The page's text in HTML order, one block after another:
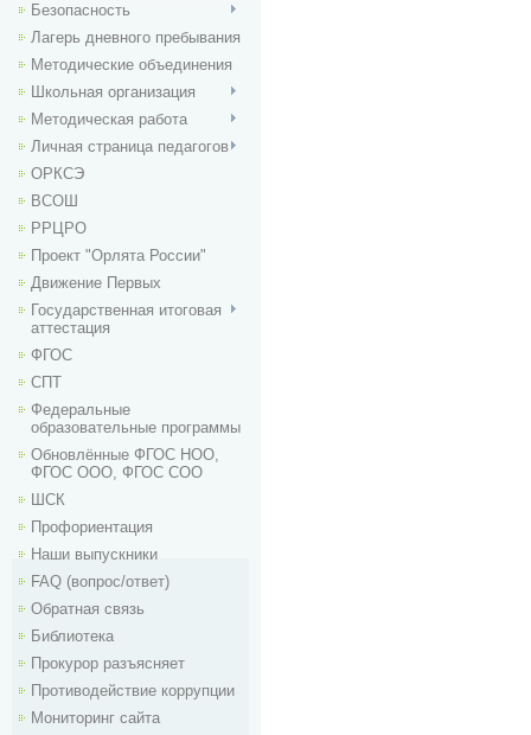
Безопасность
Лагерь дневного пребывания
Методические объединения
Школьная организация
Методическая работа
Личная страница педагогов
ОРКСЭ
ВСОШ
РРЦРО
Проект "Орлята России"
Движение Первых
Государственная итоговая
аттестация
ФГОС
СПТ
Федеральные
образовательные программы
Обновлённые ФГОС НОО,
ФГОС ООО, ФГОС СОО
ШСК
Профориентация
Наши выпускники
FAQ (вопрос/ответ)
Обратная связь
Библиотека
Прокурор разъясняет
Противодействие коррупции
Мониторинг сайта